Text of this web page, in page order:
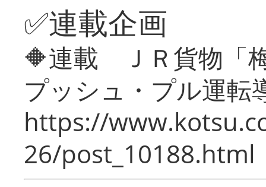
✅連載企画
🔶連載 ＪＲ貨物「
プッシュ・プル運転
https://
26/post_10188.html